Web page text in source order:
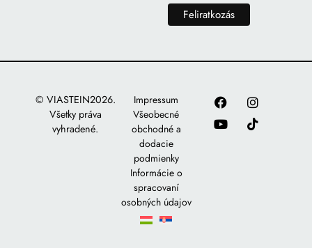
© VIASTEIN2026.
Všetky práva
vyhradené.
Impressum
Všeobecné
obchodné a
dodacie
podmienky
Informácie o
spracovaní
osobných údajov